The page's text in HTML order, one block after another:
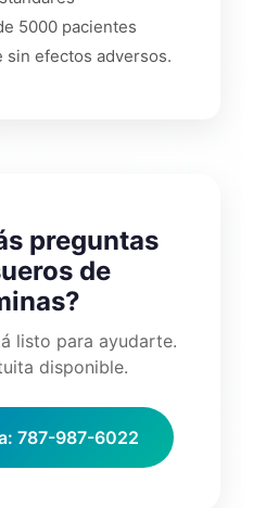
5000 pacientes
sin efectos adversos.
preguntas
de
listo para ayudarte.
disponible.
787-987-6022